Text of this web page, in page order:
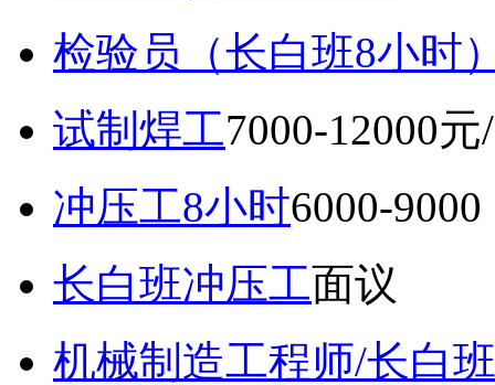
检验员（长白班8小时
试制焊工7000-12000元
冲压工8小时6000-
长白班冲压工面议
机械制造工程师/长白班